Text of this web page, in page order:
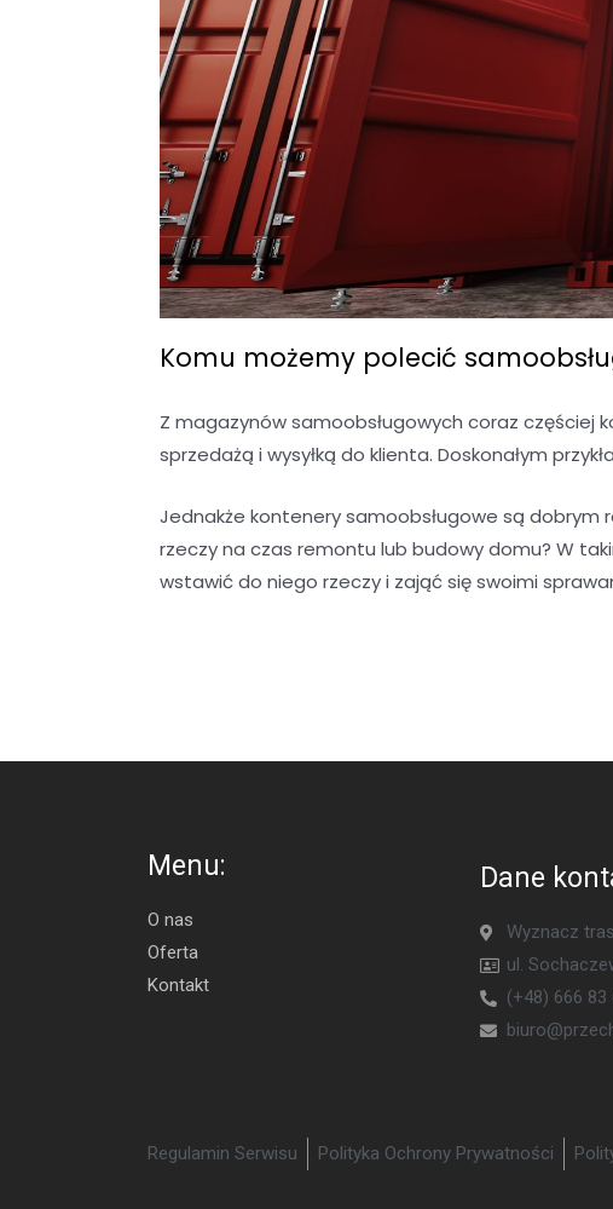
Komu możemy polecić
Z magazynów samoobsługowych coraz
sprzedażą i wysyłką do klienta. Doskonałym
Jednakże kontenery samoobsługowe są
rzeczy na czas remontu lub budowy domu? W
wstawić do niego rzeczy i zająć się swoimi
Menu:
O nas
Oferta
Kontakt
Dane
Wyznacz
ul.
(+48) 666 83
Regulamin Serwisu Polityka Ochrony Prywatności